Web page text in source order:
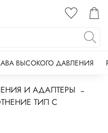
ВЫСОКОГО ДАВЛЕНИЯ
И АДАПТЕРЫ
ТИП C